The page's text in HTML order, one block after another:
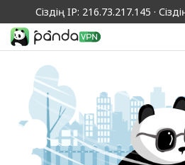
Сіздің IP: 216.73.217.145 ·